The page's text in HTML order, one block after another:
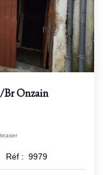
/brOnzain
Réf : 9979